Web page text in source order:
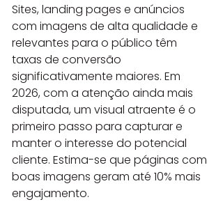
Sites, landing pages e anúncios
com imagens de alta qualidade e
relevantes para o público têm
taxas de conversão
significativamente maiores. Em
2026, com a atenção ainda mais
disputada, um visual atraente é o
primeiro passo para capturar e
manter o interesse do potencial
cliente. Estima-se que páginas com
boas imagens geram até 10% mais
engajamento.